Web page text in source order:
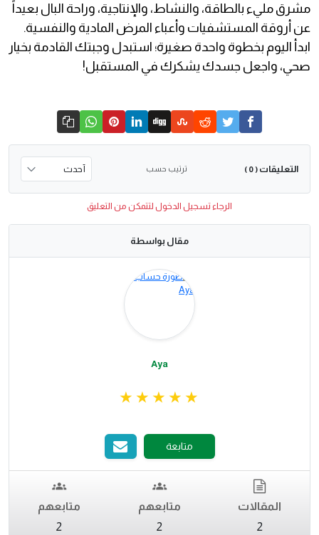
مشرق مليء بالطاقة، والنشاط، والإنتاجية، وراحة البال بعيداً
عن أروقة المستشفيات وأعباء المرض المادية والنفسية.
ابدأ اليوم بخطوة واحدة صغيرة؛ استبدل وجبتك القادمة بخيار
صحي، واجعل جسدك يشكرك في المستقبل!
التعليقات ( 0 ) ترتيب حسب
الرجاء تسجيل الدخول لتتمكن من التعليق
مقال بواسطة
Aya
متابعة
المقالات
2
متابعهم
2
متابعهم
2